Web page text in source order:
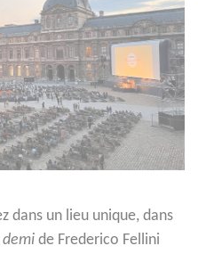
dans un lieu unique, dans
de Frederico Fellini